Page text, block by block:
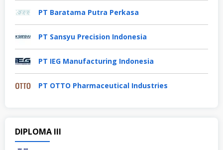
PT Baratama Putra Perkasa
PT Sansyu Precision Indonesia
PT IEG Manufacturing Indonesia
PT OTTO Pharmaceutical Industries
DIPLOMA III